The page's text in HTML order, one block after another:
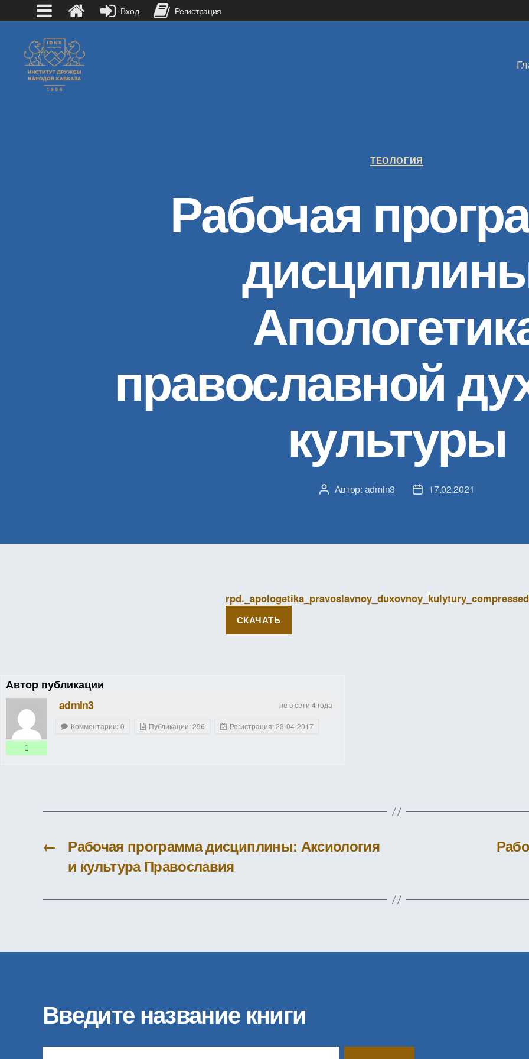
Рубрики
ТЕОЛОГИЯ
Рабочая
православной
культуры
Автор
Автор: admin3
Дата17.02.2021
rpd._apologetika_pravoslavnoy_duxovnoy_kulytury_compressed
СКАЧАТЬ
Автор публикации
не в сети 4 года
admin3
1
Комментарии: 0 Публикации: 296 Регистрация: 23-04-2017
←
Рабочая программа дисциплины: Аксиология
и культура Православия
Введите название книги
Вход Регистрация